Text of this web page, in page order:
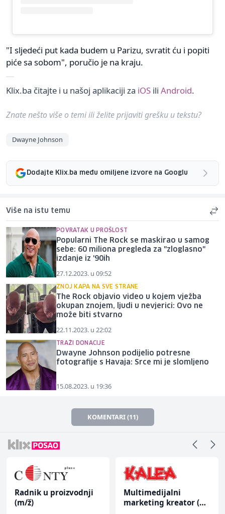
"I sljedeći put kada budem u Parizu, svratit ću i popiti
piće sa sobom", poručio je na kraju.
Klix.ba čitajte i u našoj aplikaciji za iOS ili Android.
Znate nešto više o temi ili želite prijaviti grešku u tekstu?
Dwayne Johnson
Dodajte Klix.ba među omiljene izvore na Googlu
Više na istu temu
POVRATAK U PROŠLOST
Popularni The Rock se maskirao u samog
sebe: 60 miliona pregleda za "zloglasno"
izdanje iz '90ih
27.12.2023. u 09:52
ZNOJ KAPA NA SVE STRANE
The Rock objavio video u kojem vježba
okupan znojem, ljudi u nevjerici: Ovo ne
može biti stvarno
22.11.2023. u 22:02
TRAŽI DONACIJE
Dwayne Johnson podijelio potresne
fotografije s Havaja: Srce mi je slomljeno
15.08.2023. u 19:36
KOMENTARI (11)
Radnik u proizvodnji
(m/ž)
Multimedijalni
marketing kreator (m/